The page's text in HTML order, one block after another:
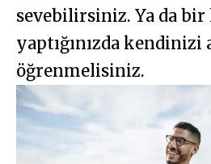
sevebilirsiniz. Ya da bir
yaptığınızda
öğrenmelisiniz.